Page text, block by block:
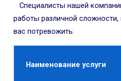
Специалисты нашей
работы различной
вас потревожить:
Наименование услуги